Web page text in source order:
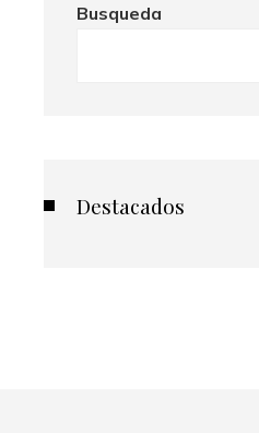
Busqueda
Destacados